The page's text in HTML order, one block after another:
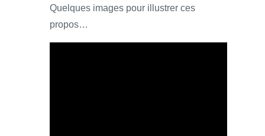
Quelques images pour illustrer ces
propos…